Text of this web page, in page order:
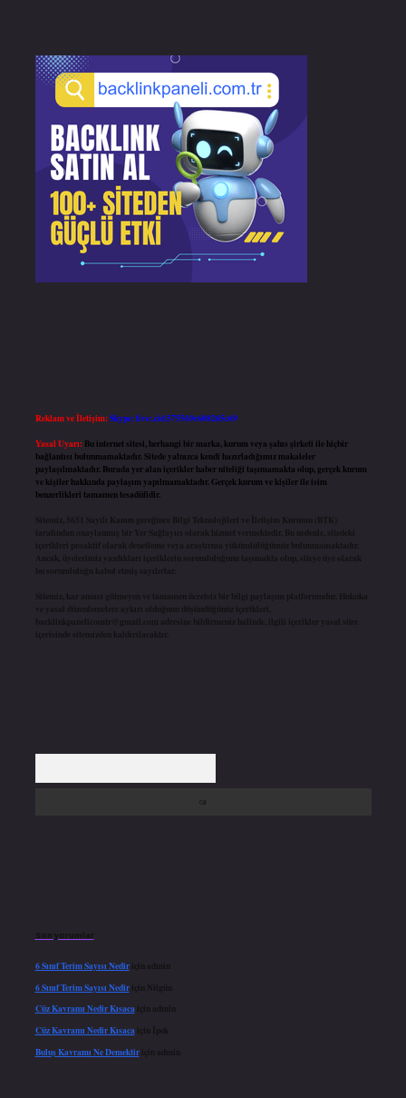
Reklam ve İletişim:Skype: live:.cid.575569c608265c69
Yasal Uyarı: Bu internet sitesi, herhangi bir marka, kurum veya şahıs şirketi ile hiçbir
bağlantısı bulunmamaktadır. Sitede yalnızca kendi hazırladığımız makaleler
paylaşılmaktadır. Burada yer alan içerikler haber niteliği taşımamakta olup, gerçek kurum
ve kişiler hakkında paylaşım yapılmamaktadır. Gerçek kurum ve kişiler ile isim
benzerlikleri tamamen tesadüfidir.
Sitemiz, 5651 Sayılı Kanun gereğince Bilgi Teknolojileri ve İletişim Kurumu (BTK)
tarafından onaylanmış bir Yer Sağlayıcı olarak hizmet vermektedir. Bu nedenle, sitedeki
içerikleri proaktif olarak denetleme veya araştırma yükümlülüğümüz bulunmamaktadır.
Ancak, üyelerimiz yazdıkları içeriklerin sorumluluğunu taşımakta olup, siteye üye olarak
bu sorumluluğu kabul etmiş sayılırlar.
Sitemiz, kar amacı gütmeyen ve tamamen ücretsiz bir bilgi paylaşım platformudur. Hukuka
ve yasal düzenlemelere aykırı olduğunu düşündüğünüz içerikleri,
backlinkpanelicomtr@gmail.com adresine bildirmeniz halinde, ilgili içerikler yasal süre
içerisinde sitemizden kaldırılacaktır.
Son yorumlar
6 Sınıf Terim Sayısı Nediriçin admin
6 Sınıf Terim Sayısı Nediriçin Nilgün
Cüz Kavramı Nedir Kısacaiçin admin
Cüz Kavramı Nedir Kısacaiçin
İpek
Buluş Kavramı Ne Demektiriçin admin